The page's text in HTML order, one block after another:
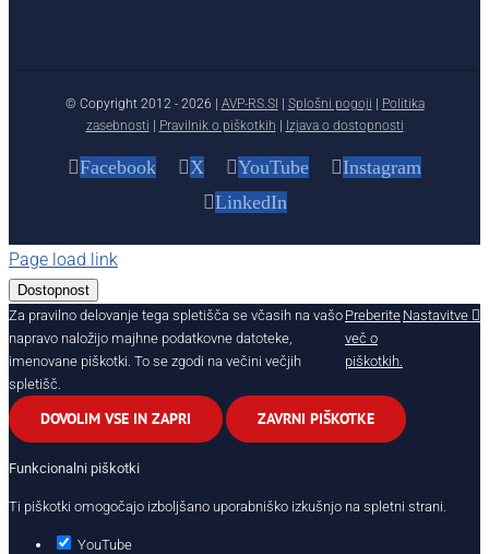
© Copyright 2012 - 2026 | AVP-RS.SI Splošni pogoji
Politika
zasebnosti
Pravilnik o piškotkih Izjava o dostopnosti
Facebook X YouTube
Instagram
LinkedIn
Page load link
Dostopnost
Za pravilno delovanje tega spletišča se včasih na vašo
napravo naložijo majhne podatkovne datoteke,
imenovane piškotki. To se zgodi na večini večjih
spletišč.
Preberite
več o
piškotkih.
Nastavitve
DOVOLIM VSE IN ZAPRI ZAVRNI PIŠKOTKE
Funkcionalni piškotki
Ti piškotki omogočajo izboljšano uporabniško izkušnjo na spletni strani.
YouTube